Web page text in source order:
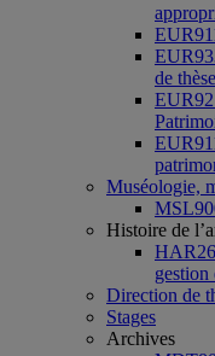
de
Muséologie,
Histoire de
gestion
Direction de
Stages
Archives